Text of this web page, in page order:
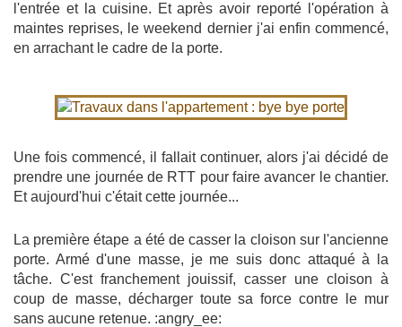
l'entrée et la cuisine. Et après avoir reporté l'opération à
maintes reprises, le weekend dernier j'ai enfin commencé,
en arrachant le cadre de la porte.
Une fois commencé, il fallait continuer, alors j'ai décidé de
prendre une journée de RTT pour faire avancer le chantier.
Et aujourd'hui c'était cette journée...
La première étape a été de casser la cloison sur l'ancienne
porte. Armé d'une masse, je me suis donc attaqué à la
tâche. C'est franchement jouissif, casser une cloison à
coup de masse, décharger toute sa force contre le mur
sans aucune retenue. :angry_ee: